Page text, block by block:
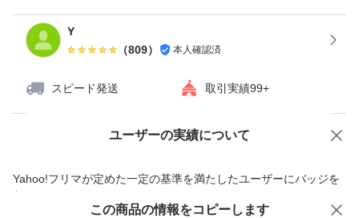
バッテリーの持ちはそれなりだと思います。
よろしくお願いします。
プロフ一読ください。
Y
（809） 本人確認済
スピード発送 取引実績99+
ユーザーの実績について
Yahoo!フリマが定めた一定の基準を満たしたユーザーにバッジを
付与しています
価格の相談 商品への質問
この商品の情報をコピーします
この商品をみている人にオススメ